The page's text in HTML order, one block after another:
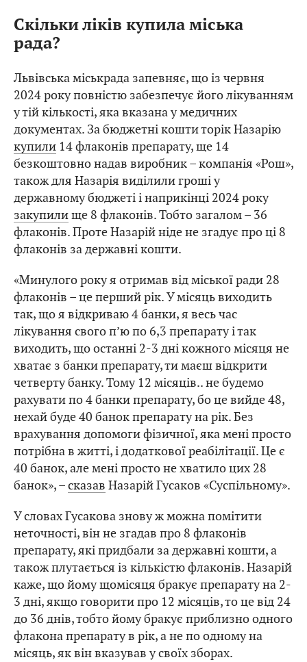
Скільки ліків купила міська
рада?
Львівська міськрада запевняє, що із червня
2024 року повністю забезпечує його лікуванням
у тій кількості, яка вказана у медичних
документах. За бюджетні кошти торік Назарію
купили 14 флаконів препарату, ще 14
безкоштовно надав виробник – компанія «Рош»,
також для Назарія виділили гроші у
державному бюджеті і наприкінці 2024 року
закупилище 8 флаконів. Тобто загалом – 36
флаконів. Проте Назарій ніде не згадує про ці 8
флаконів за державні кошти.
«Минулого року я отримав від міської ради 28
флаконів – це перший рік. У місяць виходить
так, що я відкриваю 4 банки, я весь час
лікування свого п’ю по 6,3 препарату і так
виходить, що останні 2-3 дні кожного місяця не
хватає з банки препарату, ти маєш відкрити
четверту банку. Тому 12 місяців.. не будемо
рахувати по 4 банки препарату, бо це вийде 48,
нехай буде 40 банок препарату на рік. Без
врахування допомоги фізичної, яка мені просто
потрібна в житті, і додаткової реабілітації. Це є
40 банок, але мені просто не хватило цих 28
банок», –сказав Назарій Гусаков «Суспільному».
У словах Гусакова знову ж можна помітити
неточності, він не згадав про 8 флаконів
препарату, які придбали за державні кошти, а
також плутається із кількістю флаконів. Назарій
каже, що йому щомісяця бракує препарату на 2-
3 дні, якщо говорити про 12 місяців, то це від 24
до 36 днів, тобто йому бракує приблизно одного
флакона препарату в рік, а не по одному на
місяць, як він вказував у своїх зборах.